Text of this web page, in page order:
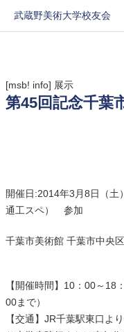
武蔵野美術大学校友会
[msb! info] 展示
第45回記念千葉
開催日:2014年3月8日（土
通工スペ） 参加
千葉市美術館 千葉市中央
【開催時間】10：00～18
00まで）
【交通】JR千葉駅東口よ